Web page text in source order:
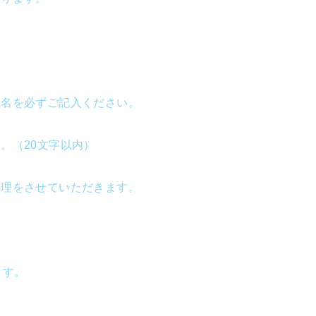
を必ずご記入ください。
（20文字以内）
をさせていただきます。
。